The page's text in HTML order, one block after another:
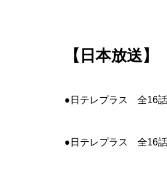
【日本放送】
●日テレプラス 全16話
●日テレプラス 全16話